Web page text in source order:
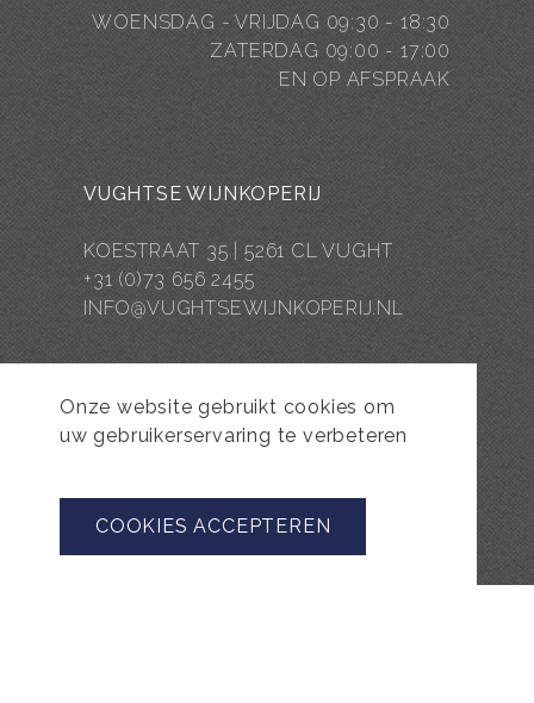
Onze website gebruikt cookies om
uw gebruikerservaring te verbeteren
COOKIES ACCEPTEREN
WOENSDAG - VRIJDAG 09:30 - 18:30
ZATERDAG 09:00 - 17:00
EN OP AFSPRAAK
VUGHTSE WIJNKOPERIJ
KOESTRAAT 35 | 5261 CL VUGHT
+31 (0)73 656 2455
INFO@VUGHTSEWIJNKOPERIJ.NL